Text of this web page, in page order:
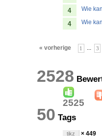
4
Wie
4 Wie
« vorherige 1 ... 3
2528
2525
50
tikz × 449